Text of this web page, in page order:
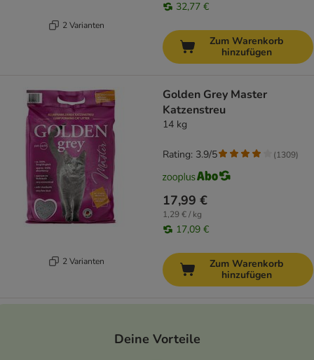
2 Varianten
32,77 €
Zum Warenkorb
hinzufügen
2 Varianten
Golden Grey Master
Katzenstreu
14 kg
17,99 €
1,29 € / kg
17,09 €
Rating: 3.9/5 (1309)
Zum Warenkorb
hinzufügen
Deine Vorteile